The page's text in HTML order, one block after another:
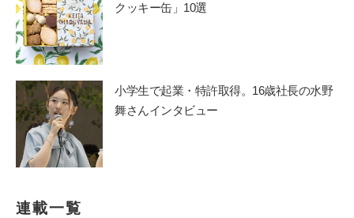
クッキー缶」10選
小学生で起業・特許取得。16歳社長の水野
舞さんインタビュー
連載一覧